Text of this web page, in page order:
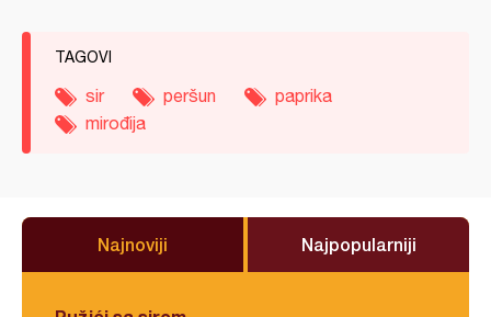
TAGOVI
sir peršun
paprika
mirođija
Najnoviji Najpopularniji